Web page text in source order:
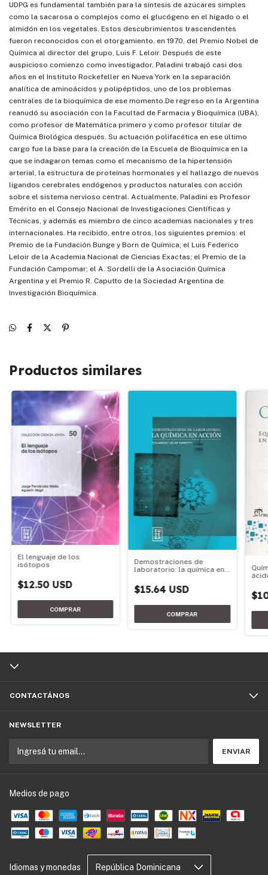
UDPG es fundamental también para la síntesis de azúcares simples
como la sacarosa o complejos como el glucógeno en el hígado o el
almidón en los vegetales. Estos descubrimientos trascendentes
fueron reconocidos con el otorgamiento, en 1970, del Premio Nobel de
Química al director del grupo, Luis F. Leloir. Después de este
auspicioso comienzo como investigador, Paladini trabajó casi dos
años en el Instituto Rockefeller en Nueva York en la separación
analítica de aminoácidos y polipéptidos, uno de los problemas
centrales de la bioquímica de ese momento.De regreso en la Argentina
reanudó su asociación con la Facultad de Farmacia y Bioquímica (UBA),
como profesor de Matemática primero y como profesor titular de
Química Biológica después. Su actuación polifacética en ese último
cargo fue la base para la creación de la Escuela de Bioquímica en la
que se indagaron temas como el mecanismo de la hipertensión
arterial, la estructura de proteínas hormonales y el hallazgo de nuevos
ligandos cerebrales endógenos y productos naturales con acción
sobre el sistema nervioso central. Actualmente, Paladini es Profesor
Emérito en el Consejo Nacional de Investigaciones Científicas y
Técnicas, y además es miembro de cinco academias nacionales y tres
internacionales. Ha recibido, entre otros, los siguientes premios: el
Premio de la Fundación Bunge y Born de Química; el Luis Federico
Leloir de la Academia Nacional de Ciencias Exactas; el Premio de la
Fundación Campomar; el A. Sordelli de la Asociación Química
Argentina y el Premio R. Caputto de la Sociedad Argentina de
Investigación Bioquímica.
Productos similares
El lenguaje de los
isótopos
$12.50 USD
Demostraciones de
laboratorio: la química en
$15.64 USD
CONTACTÁNOS
NEWSLETTER
Medios de pago
Idiomas y monedas